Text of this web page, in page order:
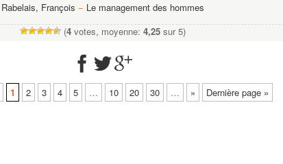
Rabelais, François − Le management des hommes
(4 votes, moyenne: 4,25 sur 5)
1 2 3 4 5 … 10 20 30 … » Dernière page »